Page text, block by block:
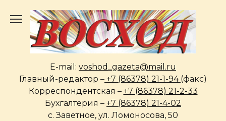
содержанию
E-mail: voshod_gazeta@mail.ru
Главный-редактор – +7 (86378) 21-1-94 (факс)
Корреспондентская – +7 (86378) 21-2-33
Бухгалтерия – +7 (86378) 21-4-02
с. Заветное, ул. Ломоносова, 50